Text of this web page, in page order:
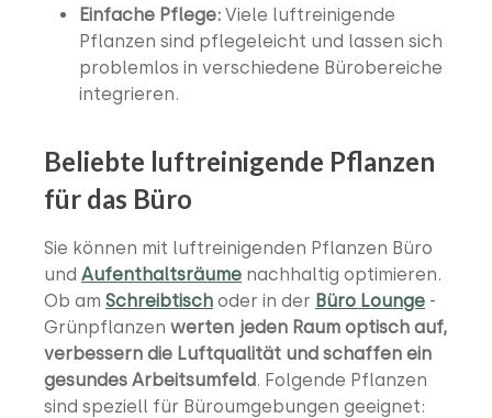
Einfache Pflege: Viele luftreinigende
Pflanzen sind pflegeleicht und lassen sich
problemlos in verschiedene Bürobereiche
integrieren.
Beliebte luftreinigende Pflanzen
für das Büro
Sie können mit luftreinigenden Pflanzen Büro
und Aufenthaltsräume nachhaltig optimieren.
Ob am Schreibtisch oder in der Büro Lounge -
Grünpflanzen werten jeden Raum optisch auf,
verbessern die Luftqualität und schaffen ein
gesundes Arbeitsumfeld. Folgende Pflanzen
sind speziell für Büroumgebungen geeignet: